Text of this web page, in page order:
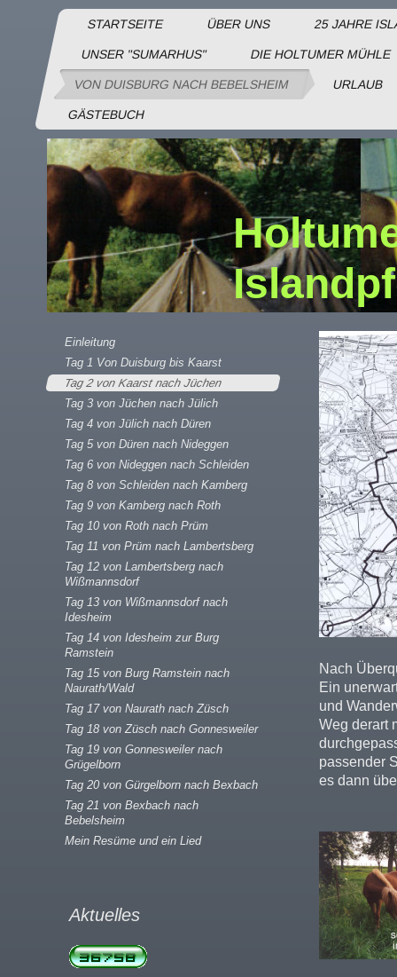
STARTSEITE ÜBER UNS 25 JAHRE
UNSER "SUMARHUS" DIE HOLTUMER MÜHLE
VON DUISBURG NACH BEBELSHEIM URLAUB
GÄSTEBUCH
Nach
Ein
und
Weg derart
passender
es dann
Einleitung
Tag 1 Von Duisburg bis Kaarst
Tag 2 von Kaarst nach Jüchen
Tag 3 von Jüchen nach Jülich
Tag 4 von Jülich nach Düren
Tag 5 von Düren nach Nideggen
Tag 6 von Nideggen nach Schleiden
Tag 8 von Schleiden nach Kamberg
Tag 9 von Kamberg nach Roth
Tag 10 von Roth nach Prüm
Tag 11 von Prüm nach Lambertsberg
Tag 12 von Lambertsberg nach
Wißmannsdorf
Tag 13 von Wißmannsdorf nach
Idesheim
Tag 14 von Idesheim zur Burg
Ramstein
Tag 15 von Burg Ramstein nach
Naurath/Wald
Tag 17 von Naurath nach Züsch
Tag 18 von Züsch nach Gonnesweiler
Tag 19 von Gonnesweiler nach
Grügelborn
Tag 20 von Gürgelborn nach Bexbach
Tag 21 von Bexbach nach
Bebelsheim
Mein Resüme und ein Lied
Aktuelles